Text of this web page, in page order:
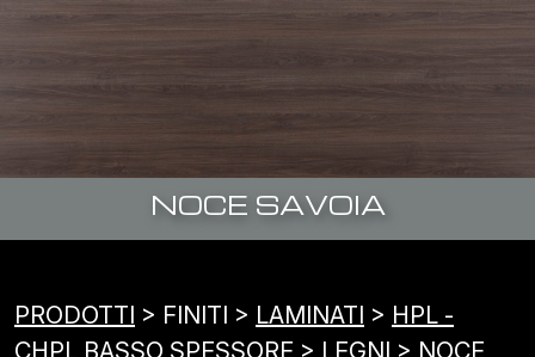
NOCE SAVOIA
PRODOTTI > FINITI > LAMINATI > HPL -
CHPL BASSO SPESSORE > LEGNI > NOCE